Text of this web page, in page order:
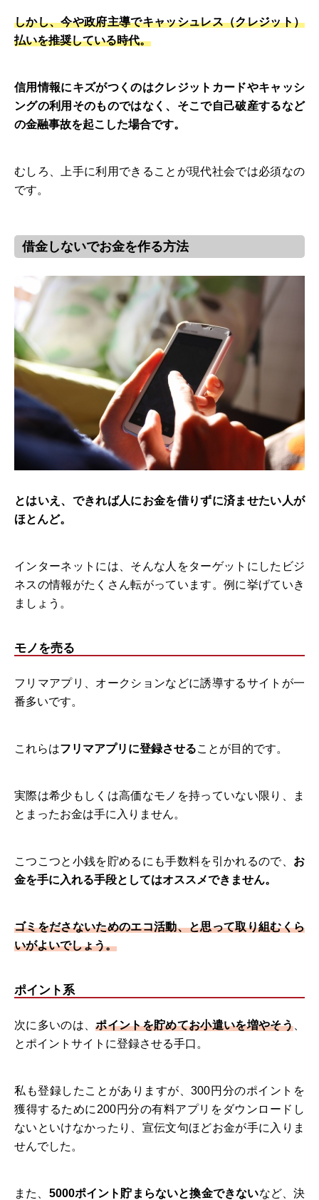
しかし、今や政府主導でキャッシュレス（クレジット）
払いを推奨している時代。
信用情報にキズがつくのはクレジットカードやキャッシ
ングの利用そのものではなく、そこで自己破産するなど
の金融事故を起こした場合です。
むしろ、上手に利用できることが現代社会では必須なの
です。
借金しないでお金を作る方法
とはいえ、できれば人にお金を借りずに済ませたい人が
ほとんど。
インターネットには、そんな人をターゲットにしたビジ
ネスの情報がたくさん転がっています。例に挙げていき
ましょう。
モノを売る
フリマアプリ、オークションなどに誘導するサイトが一
番多いです。
これらはフリマアプリに登録させることが目的です。
実際は希少もしくは高価なモノを持っていない限り、ま
とまったお金は手に入りません。
こつこつと小銭を貯めるにも手数料を引かれるので、 お
金を手に入れる手段としてはオススメできません。
ゴミをださないためのエコ活動、と思って取り組むくら
いがよいでしょう。
ポイント系
次に多いのは、ポイントを貯めてお小遣いを増やそう
とポイントサイトに登録させる手口。
私も登録したことがありますが、300円分のポイントを
獲得するために200円分の有料アプリをダウンロードし
ないといけなかったり、宣伝文句ほどお金が手に入りま
せんでした。
また、 5000ポイント貯まらないと換金できないなど、決